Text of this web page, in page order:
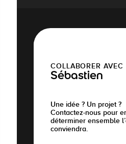
COLLABORER AVEC
Sébastien
Une idée ? Un projet ?
Contactez-nous pour
déterminer ensemble
conviendra.